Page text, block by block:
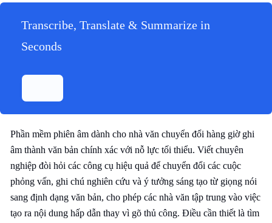
Transcribe, Translate & Summarize in
Seconds
Phần mềm phiên âm dành cho nhà văn chuyển đổi hàng giờ ghi
âm thành văn bản chính xác với nỗ lực tối thiểu. Viết chuyên
nghiệp đòi hỏi các công cụ hiệu quả để chuyển đổi các cuộc
phỏng vấn, ghi chú nghiên cứu và ý tưởng sáng tạo từ giọng nói
sang định dạng văn bản, cho phép các nhà văn tập trung vào việc
tạo ra nội dung hấp dẫn thay vì gõ thủ công. Điều cần thiết là tìm